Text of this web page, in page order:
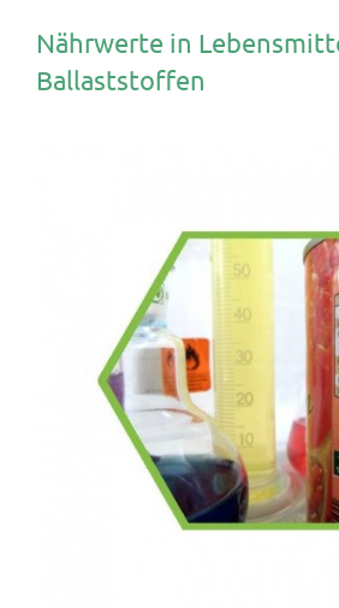
Angebot
Nährwerte in
Ballaststoffen